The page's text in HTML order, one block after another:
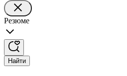
Резюме
Найти